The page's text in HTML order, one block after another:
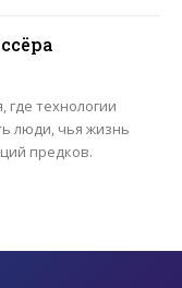
где технологии
люди, чья жизнь
предков.